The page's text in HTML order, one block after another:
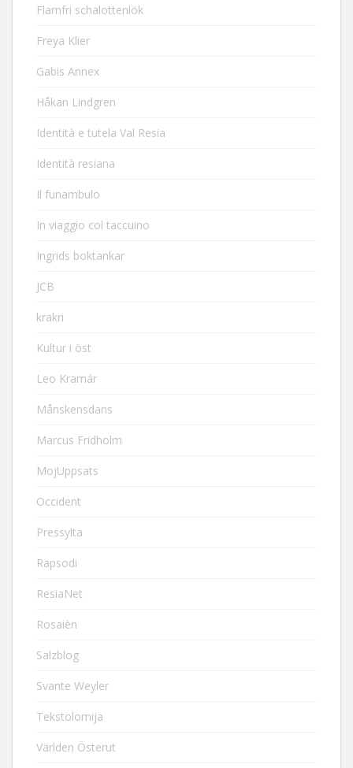
Flarnfri schalottenlök
Freya Klier
Gabis Annex
Håkan Lindgren
Identità e tutela Val Resia
Identità resiana
Il funambulo
In viaggio col taccuino
Ingrids boktankar
JCB
krakri
Kultur i öst
Leo Kramár
Månskensdans
Marcus Fridholm
MojUppsats
Occident
Pressylta
Rapsodi
ResiaNet
Rosaièn
Salzblog
Svante Weyler
Tekstolomija
Världen Österut